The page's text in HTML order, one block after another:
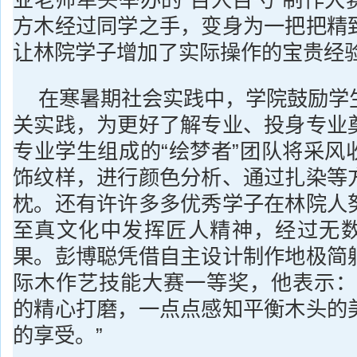
方木经过同学之手，变身为一把把精
让林院学子增加了实际操作的宝贵经
在寒暑期社会实践中，学院鼓励
关实践，为更好了解专业、投身专业
专业学生组成的“绘梦者”团队将采风
饰纹样，进行颜色分析、通过扎染等
枕。还有许许多多优秀学子在林院人
至真文化中发挥匠人精神，经过无
果。彭博聪凭借自主设计制作地极简
际木作艺技能大赛一等奖，他表示
的精心打磨，一点点感知平衡木头的
的享受。”